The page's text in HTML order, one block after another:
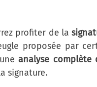
profiter de la
proposée par
analyse
signature.